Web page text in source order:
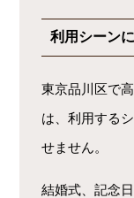
利用シーン
東京品川区で
は、利用する
せません。
結婚式、記念